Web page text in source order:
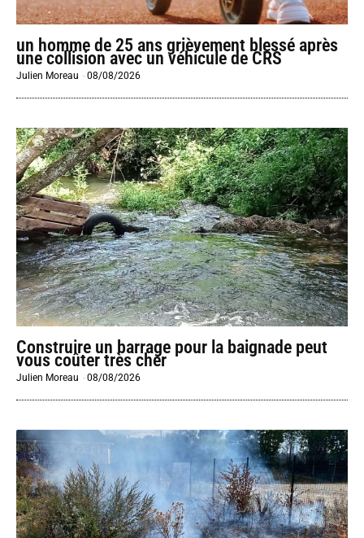
un homme de 25 ans grièvement blessé après
une collision avec un véhicule de CRS
Julien Moreau -08/08/2026
Construire un barrage pour la baignade peut
vous coûter très cher
Julien Moreau -08/08/2026